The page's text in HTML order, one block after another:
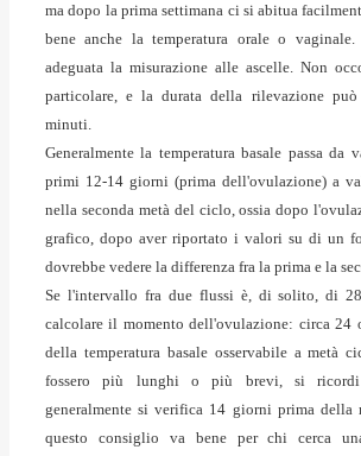
ma dopo la prima settimana ci si abitua
bene anche la temperatura orale o
adeguata la misurazione alle ascelle. Non
particolare, e la durata della rilevazione
minuti.
Generalmente la temperatura basale passa da
primi 12-14 giorni (prima dell'ovulazione) a
nella seconda metà del ciclo, ossia dopo
grafico, dopo aver riportato i valori su di un
dovrebbe vedere la differenza fra la prima e la
Se l'intervallo fra due flussi è, di solito, di
calcolare il momento dell'ovulazione: circa 24
della temperatura basale osservabile a metà
fossero più lunghi o più brevi, si ricordi
generalmente si verifica 14 giorni prima della
questo consiglio va bene per chi cerca